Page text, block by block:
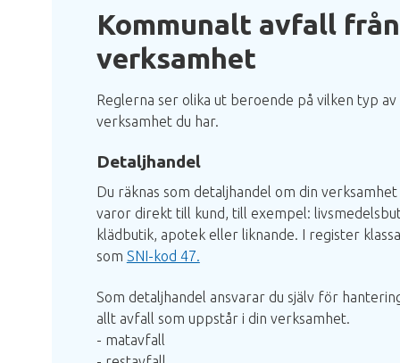
Kommunalt avfall från
verksamhet
Reglerna ser olika ut beroende på vilken typ av
verksamhet du har.
Detaljhandel
Du räknas som detaljhandel om din
varor direkt till kund, till exempel:
klädbutik, apotek eller liknande. I register
som SNI-kod 47.
Som detaljhandel ansvarar du själv för
allt avfall som uppstår i din verksamhet.
- matavfall